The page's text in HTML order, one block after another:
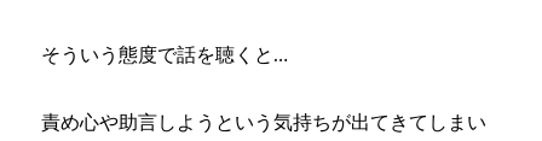
そういう態度で話を聴くと…
責め心や助言しようという気持ちが出てきてしまい